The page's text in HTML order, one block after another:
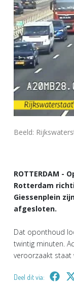
Beeld:
ROTTERDAM -
Rotterdam
Giessenplein
afgesloten.
Dat oponthoud
twintig minuten.
veroorzaakt staat
Deel dit via: